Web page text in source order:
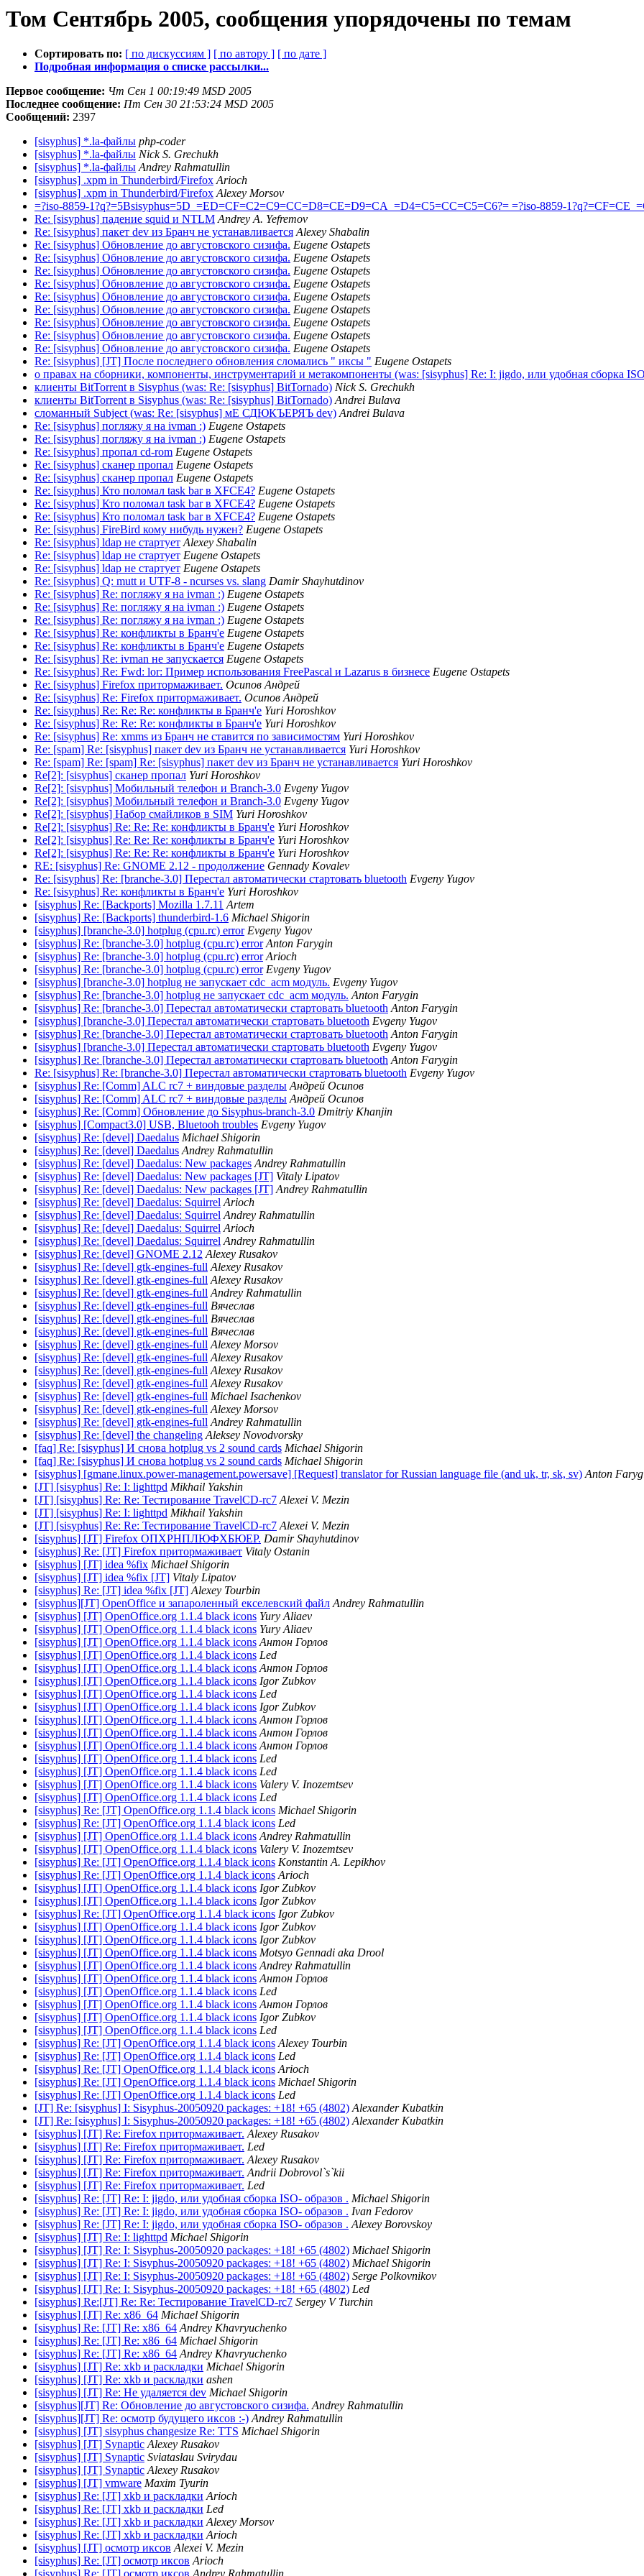
Том Сентябрь 2005, сообщения упорядочены по темам
Сортировать по: [ по дискуссиям ] [ по автору ] [ по дате ]
Подробная информация о списке рассылки...
Первое сообщение: Чт Сен 1 00:19:49 MSD 2005
Последнее сообщение: Пт Сен 30 21:53:24 MSD 2005
Сообщений: 2397
[sisyphus] *.la-файлы php-coder
[sisyphus] *.la-файлы Nick S. Grechukh
[sisyphus] *.la-файлы Andrey Rahmatullin
[sisyphus] .xpm in Thunderbird/Firefox Arioch
[sisyphus] .xpm in Thunderbird/Firefox Alexey Morsov
=?iso-8859-1?q?=5Bsisyphus=5D_=ED=CF=C2=C9=CC=D8=CE=D9=CA_=D4=C5=CC=C5=C6?= =?iso-8859-
Re: [sisyphus] падение squid и NTLM Andrey A. Yefremov
Re: [sisyphus] пакет dev из Бранч не устанавливается Alexey Shabalin
Re: [sisyphus] Обновление до августовского сизифа. Eugene Ostapets
Re: [sisyphus] Обновление до августовского сизифа. Eugene Ostapets
Re: [sisyphus] Обновление до августовского сизифа. Eugene Ostapets
Re: [sisyphus] Обновление до августовского сизифа. Eugene Ostapets
Re: [sisyphus] Обновление до августовского сизифа. Eugene Ostapets
Re: [sisyphus] Обновление до августовского сизифа. Eugene Ostapets
Re: [sisyphus] Обновление до августовского сизифа. Eugene Ostapets
Re: [sisyphus] Обновление до августовского сизифа. Eugene Ostapets
Re: [sisyphus] Обновление до августовского сизифа. Eugene Ostapets
Re: [sisyphus] [JT] После последнего обновления сломались " иксы " Eugene Ostapets
о правах на сборники, компоненты, инструментарий и метакомпоненты (was: [sisyphus] Re: I: jigdo, или удобная сборка
клиенты BitTorrent в Sisyphus (was: Re: [sisyphus] BitTornado) Nick S. Grechukh
клиенты BitTorrent в Sisyphus (was: Re: [sisyphus] BitTornado) Andrei Bulava
сломанный Subject (was: Re: [sisyphus] мЕ СДЮКЪЕРЯЪ dev) Andrei Bulava
Re: [sisyphus] погляжу я на ivman :) Eugene Ostapets
Re: [sisyphus] погляжу я на ivman :) Eugene Ostapets
Re: [sisyphus] пропал cd-rom Eugene Ostapets
Re: [sisyphus] сканер пропал Eugene Ostapets
Re: [sisyphus] сканер пропал Eugene Ostapets
Re: [sisyphus] Кто поломал task bar в XFCE4? Eugene Ostapets
Re: [sisyphus] Кто поломал task bar в XFCE4? Eugene Ostapets
Re: [sisyphus] Кто поломал task bar в XFCE4? Eugene Ostapets
Re: [sisyphus] FireBird кому нибудь нужен? Eugene Ostapets
Re: [sisyphus] ldap не стартует Alexey Shabalin
Re: [sisyphus] ldap не стартует Eugene Ostapets
Re: [sisyphus] ldap не стартует Eugene Ostapets
Re: [sisyphus] Q: mutt и UTF-8 - ncurses vs. slang Damir Shayhutdinov
Re: [sisyphus] Re: погляжу я на ivman :) Eugene Ostapets
Re: [sisyphus] Re: погляжу я на ivman :) Eugene Ostapets
Re: [sisyphus] Re: погляжу я на ivman :) Eugene Ostapets
Re: [sisyphus] Re: конфликты в Бранч'e Eugene Ostapets
Re: [sisyphus] Re: конфликты в Бранч'e Eugene Ostapets
Re: [sisyphus] Re: ivman не запускается Eugene Ostapets
Re: [sisyphus] Re: Fwd: lor: Пример использования FreePascal и Lazarus в бизнесе Eugene Ostapets
Re: [sisyphus] Firefox притормаживает. Осипов Андрей
Re: [sisyphus] Re: Firefox притормаживает. Осипов Андрей
Re: [sisyphus] Re: Re: Re: конфликты в Бранч'e Yuri Horoshkov
Re: [sisyphus] Re: Re: Re: конфликты в Бранч'e Yuri Horoshkov
Re: [sisyphus] Re: xmms из Бранч не ставится по зависимостям Yuri Horoshkov
Re: [spam] Re: [sisyphus] пакет dev из Бранч не устанавливается Yuri Horoshkov
Re: [spam] Re: [spam] Re: [sisyphus] пакет dev из Бранч не устанавливается Yuri Horoshkov
Re[2]: [sisyphus] сканер пропал Yuri Horoshkov
Re[2]: [sisyphus] Мобильный телефон и Branch-3.0 Evgeny Yugov
Re[2]: [sisyphus] Мобильный телефон и Branch-3.0 Evgeny Yugov
Re[2]: [sisyphus] Набор смайликов в SIM Yuri Horoshkov
Re[2]: [sisyphus] Re: Re: Re: конфликты в Бранч'e Yuri Horoshkov
Re[2]: [sisyphus] Re: Re: Re: конфликты в Бранч'e Yuri Horoshkov
Re[2]: [sisyphus] Re: Re: Re: конфликты в Бранч'e Yuri Horoshkov
RE: [sisyphus] Re: GNOME 2.12 - продолжение Gennady Kovalev
Re: [sisyphus] Re: [branche-3.0] Перестал автоматически стартовать bluetooth Evgeny Yugov
Re: [sisyphus] Re: конфликты в Бранч'e Yuri Horoshkov
[sisyphus] Re: [Backports] Mozilla 1.7.11 Artem
[sisyphus] Re: [Backports] thunderbird-1.6 Michael Shigorin
[sisyphus] [branche-3.0] hotplug (cpu.rc) error Evgeny Yugov
[sisyphus] Re: [branche-3.0] hotplug (cpu.rc) error Anton Farygin
[sisyphus] Re: [branche-3.0] hotplug (cpu.rc) error Arioch
[sisyphus] Re: [branche-3.0] hotplug (cpu.rc) error Evgeny Yugov
[sisyphus] [branche-3.0] hotplug не запускает cdc_acm модуль. Evgeny Yugov
[sisyphus] Re: [branche-3.0] hotplug не запускает cdc_acm модуль. Anton Farygin
[sisyphus] Re: [branche-3.0] Перестал автоматически стартовать bluetooth Anton Farygin
[sisyphus] [branche-3.0] Перестал автоматически стартовать bluetooth Evgeny Yugov
[sisyphus] Re: [branche-3.0] Перестал автоматически стартовать bluetooth Anton Farygin
[sisyphus] [branche-3.0] Перестал автоматически стартовать bluetooth Evgeny Yugov
[sisyphus] Re: [branche-3.0] Перестал автоматически стартовать bluetooth Anton Farygin
Re: [sisyphus] Re: [branche-3.0] Перестал автоматически стартовать bluetooth Evgeny Yugov
[sisyphus] Re: [Comm] ALC rc7 + виндовые разделы Андрей Осипов
[sisyphus] Re: [Comm] ALC rc7 + виндовые разделы Андрей Осипов
[sisyphus] Re: [Comm] Обновление до Sisyphus-branch-3.0 Dmitriy Khanjin
[sisyphus] [Compact3.0] USB, Bluetooh troubles Evgeny Yugov
[sisyphus] Re: [devel] Daedalus Michael Shigorin
[sisyphus] Re: [devel] Daedalus Andrey Rahmatullin
[sisyphus] Re: [devel] Daedalus: New packages Andrey Rahmatullin
[sisyphus] Re: [devel] Daedalus: New packages [JT] Vitaly Lipatov
[sisyphus] Re: [devel] Daedalus: New packages [JT] Andrey Rahmatullin
[sisyphus] Re: [devel] Daedalus: Squirrel Arioch
[sisyphus] Re: [devel] Daedalus: Squirrel Andrey Rahmatullin
[sisyphus] Re: [devel] Daedalus: Squirrel Arioch
[sisyphus] Re: [devel] Daedalus: Squirrel Andrey Rahmatullin
[sisyphus] Re: [devel] GNOME 2.12 Alexey Rusakov
[sisyphus] Re: [devel] gtk-engines-full Alexey Rusakov
[sisyphus] Re: [devel] gtk-engines-full Alexey Rusakov
[sisyphus] Re: [devel] gtk-engines-full Andrey Rahmatullin
[sisyphus] Re: [devel] gtk-engines-full Вячеслав
[sisyphus] Re: [devel] gtk-engines-full Вячеслав
[sisyphus] Re: [devel] gtk-engines-full Вячеслав
[sisyphus] Re: [devel] gtk-engines-full Alexey Morsov
[sisyphus] Re: [devel] gtk-engines-full Alexey Rusakov
[sisyphus] Re: [devel] gtk-engines-full Alexey Rusakov
[sisyphus] Re: [devel] gtk-engines-full Alexey Rusakov
[sisyphus] Re: [devel] gtk-engines-full Michael Isachenkov
[sisyphus] Re: [devel] gtk-engines-full Alexey Morsov
[sisyphus] Re: [devel] gtk-engines-full Andrey Rahmatullin
[sisyphus] Re: [devel] the changeling Aleksey Novodvorsky
[faq] Re: [sisyphus] И снова hotplug vs 2 sound cards Michael Shigorin
[faq] Re: [sisyphus] И снова hotplug vs 2 sound cards Michael Shigorin
[sisyphus] [gmane.linux.power-management.powersave] [Request] translator for Russian language file (and uk, tr, sk, sv) Anton
[JT] [sisyphus] Re: I: lighttpd Mikhail Yakshin
[JT] [sisyphus] Re: Re: Тестирование TravelCD-rc7 Alexei V. Mezin
[JT] [sisyphus] Re: I: lighttpd Mikhail Yakshin
[JT] [sisyphus] Re: Re: Тестирование TravelCD-rc7 Alexei V. Mezin
[sisyphus] [JT] Firefox ОПХРНПЛЮФХБЮЕР. Damir Shayhutdinov
[sisyphus] Re: [JT] Firefox притормаживает Vitaly Ostanin
[sisyphus] [JT] idea %fix Michael Shigorin
[sisyphus] [JT] idea %fix [JT] Vitaly Lipatov
[sisyphus] Re: [JT] idea %fix [JT] Alexey Tourbin
[sisyphus][JT] OpenOffice и запароленный екселевский файл Andrey Rahmatullin
[sisyphus] [JT] OpenOffice.org 1.1.4 black icons Yury Aliaev
[sisyphus] [JT] OpenOffice.org 1.1.4 black icons Yury Aliaev
[sisyphus] [JT] OpenOffice.org 1.1.4 black icons Антон Горлов
[sisyphus] [JT] OpenOffice.org 1.1.4 black icons Led
[sisyphus] [JT] OpenOffice.org 1.1.4 black icons Антон Горлов
[sisyphus] [JT] OpenOffice.org 1.1.4 black icons Igor Zubkov
[sisyphus] [JT] OpenOffice.org 1.1.4 black icons Led
[sisyphus] [JT] OpenOffice.org 1.1.4 black icons Igor Zubkov
[sisyphus] [JT] OpenOffice.org 1.1.4 black icons Антон Горлов
[sisyphus] [JT] OpenOffice.org 1.1.4 black icons Антон Горлов
[sisyphus] [JT] OpenOffice.org 1.1.4 black icons Антон Горлов
[sisyphus] [JT] OpenOffice.org 1.1.4 black icons Led
[sisyphus] [JT] OpenOffice.org 1.1.4 black icons Led
[sisyphus] [JT] OpenOffice.org 1.1.4 black icons Valery V. Inozemtsev
[sisyphus] [JT] OpenOffice.org 1.1.4 black icons Led
[sisyphus] Re: [JT] OpenOffice.org 1.1.4 black icons Michael Shigorin
[sisyphus] Re: [JT] OpenOffice.org 1.1.4 black icons Led
[sisyphus] [JT] OpenOffice.org 1.1.4 black icons Andrey Rahmatullin
[sisyphus] [JT] OpenOffice.org 1.1.4 black icons Valery V. Inozemtsev
[sisyphus] Re: [JT] OpenOffice.org 1.1.4 black icons Konstantin A. Lepikhov
[sisyphus] Re: [JT] OpenOffice.org 1.1.4 black icons Arioch
[sisyphus] [JT] OpenOffice.org 1.1.4 black icons Igor Zubkov
[sisyphus] [JT] OpenOffice.org 1.1.4 black icons Igor Zubkov
[sisyphus] Re: [JT] OpenOffice.org 1.1.4 black icons Igor Zubkov
[sisyphus] [JT] OpenOffice.org 1.1.4 black icons Igor Zubkov
[sisyphus] [JT] OpenOffice.org 1.1.4 black icons Igor Zubkov
[sisyphus] [JT] OpenOffice.org 1.1.4 black icons Motsyo Gennadi aka Drool
[sisyphus] [JT] OpenOffice.org 1.1.4 black icons Andrey Rahmatullin
[sisyphus] [JT] OpenOffice.org 1.1.4 black icons Антон Горлов
[sisyphus] [JT] OpenOffice.org 1.1.4 black icons Led
[sisyphus] [JT] OpenOffice.org 1.1.4 black icons Антон Горлов
[sisyphus] [JT] OpenOffice.org 1.1.4 black icons Igor Zubkov
[sisyphus] [JT] OpenOffice.org 1.1.4 black icons Led
[sisyphus] Re: [JT] OpenOffice.org 1.1.4 black icons Alexey Tourbin
[sisyphus] Re: [JT] OpenOffice.org 1.1.4 black icons Led
[sisyphus] Re: [JT] OpenOffice.org 1.1.4 black icons Arioch
[sisyphus] Re: [JT] OpenOffice.org 1.1.4 black icons Michael Shigorin
[sisyphus] Re: [JT] OpenOffice.org 1.1.4 black icons Led
[JT] Re: [sisyphus] I: Sisyphus-20050920 packages: +18! +65 (4802) Alexander Kubatkin
[JT] Re: [sisyphus] I: Sisyphus-20050920 packages: +18! +65 (4802) Alexander Kubatkin
[sisyphus] [JT] Re: Firefox притормаживает. Alexey Rusakov
[sisyphus] [JT] Re: Firefox притормаживает. Led
[sisyphus] [JT] Re: Firefox притормаживает. Alexey Rusakov
[sisyphus] [JT] Re: Firefox притормаживает. Andrii Dobrovol`s`kii
[sisyphus] [JT] Re: Firefox притормаживает. Led
[sisyphus] Re: [JT] Re: I: jigdo, или удобная сборка ISO- образов . Michael Shigorin
[sisyphus] Re: [JT] Re: I: jigdo, или удобная сборка ISO- образов . Ivan Fedorov
[sisyphus] Re: [JT] Re: I: jigdo, или удобная сборка ISO- образов . Alexey Borovskoy
[sisyphus] [JT] Re: I: lighttpd Michael Shigorin
[sisyphus] [JT] Re: I: Sisyphus-20050920 packages: +18! +65 (4802) Michael Shigorin
[sisyphus] [JT] Re: I: Sisyphus-20050920 packages: +18! +65 (4802) Michael Shigorin
[sisyphus] [JT] Re: I: Sisyphus-20050920 packages: +18! +65 (4802) Serge Polkovnikov
[sisyphus] [JT] Re: I: Sisyphus-20050920 packages: +18! +65 (4802) Led
[sisyphus] Re:[JT] Re: Re: Тестирование TravelCD-rc7 Sergey V Turchin
[sisyphus] [JT] Re: x86_64 Michael Shigorin
[sisyphus] Re: [JT] Re: x86_64 Andrey Khavryuchenko
[sisyphus] Re: [JT] Re: x86_64 Michael Shigorin
[sisyphus] Re: [JT] Re: x86_64 Andrey Khavryuchenko
[sisyphus] [JT] Re: xkb и раскладки Michael Shigorin
[sisyphus] [JT] Re: xkb и раскладки ashen
[sisyphus] [JT] Re: Не удаляется dev Michael Shigorin
[sisyphus][JT] Re: Обновление до августовского сизифа. Andrey Rahmatullin
[sisyphus][JT] Re: осмотр будущего иксов :-) Andrey Rahmatullin
[sisyphus] [JT] sisyphus changesize Re: TTS Michael Shigorin
[sisyphus] [JT] Synaptic Alexey Rusakov
[sisyphus] [JT] Synaptic Sviataslau Svirydau
[sisyphus] [JT] Synaptic Alexey Rusakov
[sisyphus] [JT] vmware Maxim Tyurin
[sisyphus] Re: [JT] xkb и раскладки Arioch
[sisyphus] Re: [JT] xkb и раскладки Led
[sisyphus] Re: [JT] xkb и раскладки Alexey Morsov
[sisyphus] Re: [JT] xkb и раскладки Arioch
[sisyphus] [JT] осмотр иксов Alexei V. Mezin
[sisyphus] Re: [JT] осмотр иксов Arioch